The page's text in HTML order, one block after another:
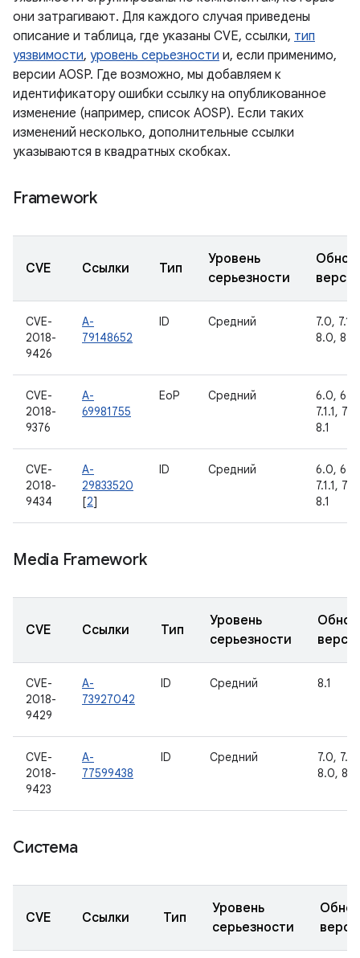
они затрагивают. Для каждого случая приведены
описание и таблица, где указаны CVE, ссылки, тип
уязвимости, уровень серьезности и, если применимо,
версии AOSP. Где возможно, мы добавляем к
идентификатору ошибки ссылку на опубликованное
изменение (например, список AOSP). Если таких
изменений несколько, дополнительные ссылки
указываются в квадратных скобках.
Framework
CVE Ссылки Тип
Уровень
серьезности
CVE-
2018-
9426
A-
79148652
ID Средний
7.0,
8.0, 8.1
CVE-
2018-
9376
A-
69981755
EoP Средний
6.0,
7.1.1,
8.1
CVE-
2018-
9434
A-
29833520
[2]
ID Средний
6.0,
7.1.1,
8.1
Media Framework
CVE Ссылки Тип
Уровень
серьезности
CVE-
2018-
9429
A-
73927042
ID Средний 8.1
CVE-
2018-
9423
A-
77599438
ID Средний
7.0,
8.0, 8.1
Система
CVE Ссылки Тип
Уровень
серьезности